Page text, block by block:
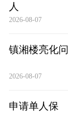
人
2026-08-07
镇湘楼亮化
2026-08-07
申请单人保